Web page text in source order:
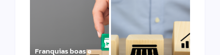
Franquias boas e